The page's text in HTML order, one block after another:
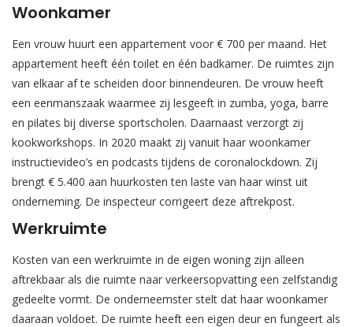
Woonkamer
Een vrouw huurt een appartement voor € 700 per maand. Het
appartement heeft één toilet en één badkamer. De ruimtes zijn
van elkaar af te scheiden door binnendeuren. De vrouw heeft
een eenmanszaak waarmee zij lesgeeft in zumba, yoga, barre
en pilates bij diverse sportscholen. Daarnaast verzorgt zij
kookworkshops. In 2020 maakt zij vanuit haar woonkamer
instructievideo’s en podcasts tijdens de coronalockdown. Zij
brengt € 5.400 aan huurkosten ten laste van haar winst uit
onderneming. De inspecteur corrigeert deze aftrekpost.
Werkruimte
Kosten van een werkruimte in de eigen woning zijn alleen
aftrekbaar als die ruimte naar verkeersopvatting een zelfstandig
gedeelte vormt. De onderneemster stelt dat haar woonkamer
daaraan voldoet. De ruimte heeft een eigen deur en fungeert als